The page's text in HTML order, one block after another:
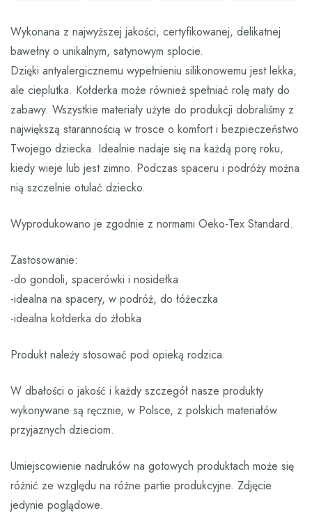
Wykonana z najwyższej jakości, certyfikowanej, delikatnej
bawełny o unikalnym, satynowym splocie.
Dzięki antyalergicznemu wypełnieniu silikonowemu jest lekka,
ale cieplutka. Kołderka może również spełniać rolę maty do
zabawy. Wszystkie materiały użyte do produkcji dobraliśmy z
największą starannością w trosce o komfort i bezpieczeństwo
Twojego dziecka. Idealnie nadaje się na każdą porę roku,
kiedy wieje lub jest zimno. Podczas spaceru i podróży można
nią szczelnie otulać dziecko.
Wyprodukowano je zgodnie z normami Oeko-Tex Standard.
Zastosowanie:
-do gondoli, spacerówki i nosidełka
-idealna na spacery, w podróż, do łóżeczka
-idealna kołderka do żłobka
Produkt należy stosować pod opieką rodzica.
W dbałości o jakość i każdy szczegół nasze produkty
wykonywane są ręcznie, w Polsce, z polskich materiałów
przyjaznych dzieciom.
Umiejscowienie nadruków na gotowych produktach może się
różnić ze względu na różne partie produkcyjne. Zdjęcie
jedynie poglądowe.